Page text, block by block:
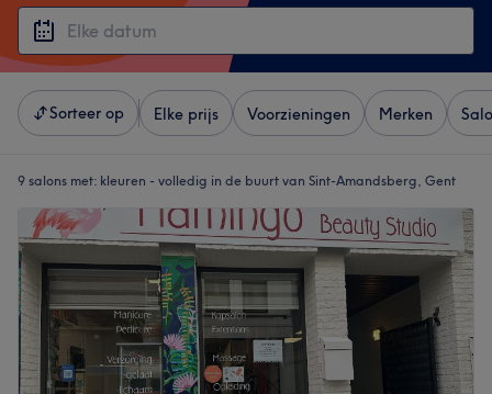
Sorteer op Elke prijs Voorzieningen Merken
9 salons met: kleuren - volledig in de buurt van Sint-Amandsberg, Gent